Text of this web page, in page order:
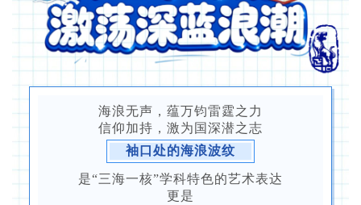
海浪无声，蕴万钧雷霆之力
信仰加持，激为国深潜之志
袖口处的海浪波纹
是“三海一核”学科特色的艺术表达
更是